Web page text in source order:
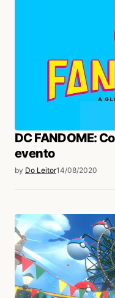
DC FANDOME:
evento
by Do Leitor14/08/2020